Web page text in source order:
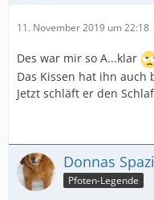
11. November 2019 um 22:18
Des war mir so A...klar
Das Kissen hat ihn auch
Jetzt schläft er den
Donnas
Pfoten-Legende